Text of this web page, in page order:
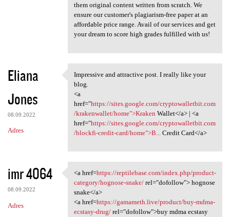
them original content written from scratch. We
ensure our customer's plagiarism-free paper at an
affordable price range. Avail of our services and get
your dream to score high grades fulfilled with us!
Eliana
Jones
08.09.2022
Adres
Impressive and attractive
Impressive and attractive post. I really like your
blog.
<a
href="https://sites.google.com/cryptowalletbit.com
/krakenwallet/home">Kraken Wallet</a> | <a
href="https://sites.google.com/cryptowalletbit.com
/blockfi-credit-card/home">B...
Credit Card</a>
imr 4064
08.09.2022
Adres
<a href=https://reptilebase
<a href=https://reptilebase.com/index.php/product-
category/hognose-snake/rel="dofollow"> hognose
snake</a>
<a href=https://gamameth.live/product/buy-mdma-
ecstasy-drug/rel="dofollow">buy mdma ecstasy